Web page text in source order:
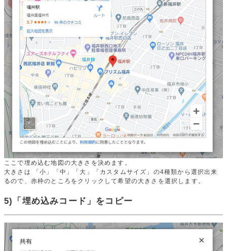
ここで埋め込む地図の大きさを決めます。
大きさは 「小」「中」「大」「カスタムサイズ」の4種類から選択出来
るので、赤枠のところをクリックして希望の大きさを選択します。
5)「埋め込みコード」をコピー